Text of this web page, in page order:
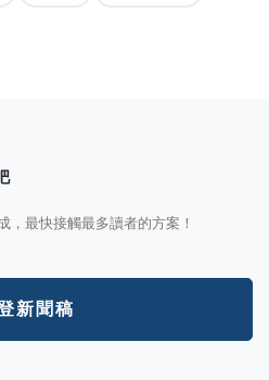
最快接觸最多讀者的方案！
新聞稿